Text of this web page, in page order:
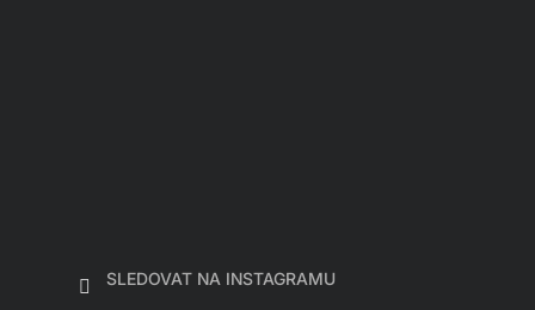
SLEDOVAT NA INSTAGRAMU